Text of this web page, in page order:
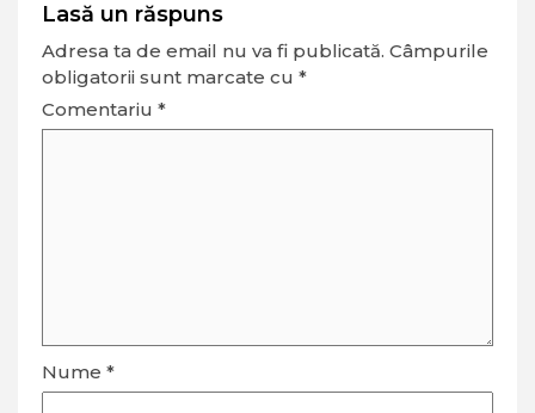
Lasă un răspuns
Adresa ta de email nu va fi publicată. Câmpurile
obligatorii sunt marcate cu *
Comentariu *
Nume *